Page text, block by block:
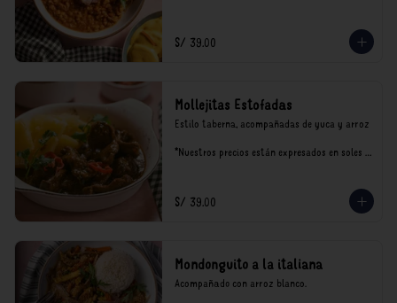
consumo.
S/ 39.00
Mollejitas Estofadas
Estilo taberna, acompañadas de yuca y arroz
*Nuestros precios están expresados en soles e
S/ 39.00
Mondonguito a la italiana
Acompañado con arroz blanco.